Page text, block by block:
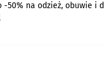
-50% na odzież, obuwie i